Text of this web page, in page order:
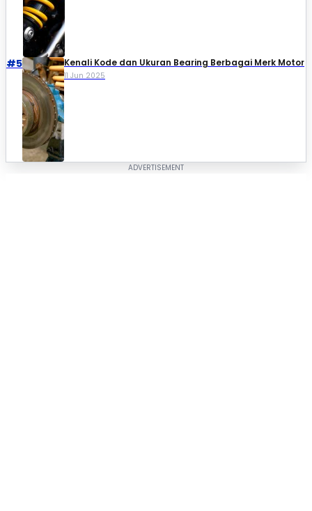
#5 Kenali Kode dan Ukuran Bearing Berbagai Merk Motor
11 Jun 2025